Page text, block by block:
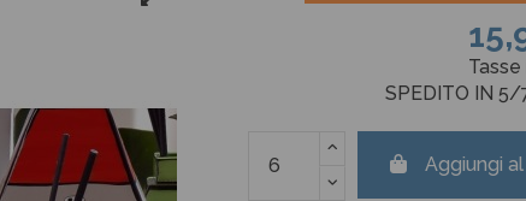
SPEDITO IN
Aggiungi